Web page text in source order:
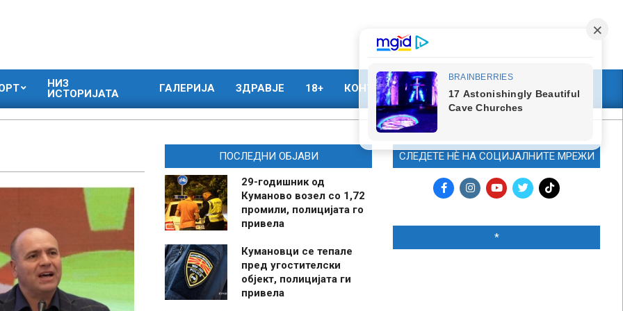
НИЗ
ИСТОРИЈАТА
ГАЛЕРИЈА ЗДРАВЈЕ 18+ КОНТАКТ МАРКЕТИНГ
ПОСЛЕДНИ ОБЈАВИ
29-годишник од
Куманово возел со 1,72
промили, полицијата го
привела
Кумановци се тепале
пред угостителски
објект, полицијата ги
привела
СЛЕДЕТЕ НЀ НА СОЦИЈАЛНИТЕ МРЕЖИ
*